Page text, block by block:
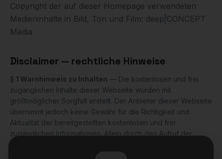
Copyright der auf dieser Homepage verwendeten
Medieninhalte in Bild, Ton und Film: deep|CONCEPT
Media
Disclaimer — rechtliche Hinweise
§ 1 Warnhinweis zu Inhalten — Die kostenlosen und frei
zugänglichen Inhalte dieser Webseite wurden mit
größtmöglicher Sorgfalt erstellt. Der Anbieter dieser Webseite
übernimmt jedoch keine Gewähr für die Richtigkeit und
Aktualität der bereitgestellten kostenlosen und frei
zugänglichen Informationen. Allein durch den Aufruf der
Vertragsverhältnis zwischen dem Nutzer und dem Anbieter